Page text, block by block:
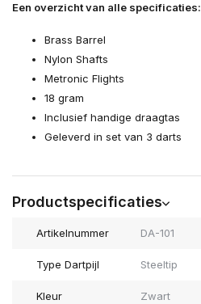
Een overzicht van alle specificaties:
Brass Barrel
Nylon Shafts
Metronic Flights
18 gram
Inclusief handige draagtas
Geleverd in set van 3 darts
Productspecificaties
Artikelnummer DA-101
Type Dartpijl Steeltip
Kleur Zwart